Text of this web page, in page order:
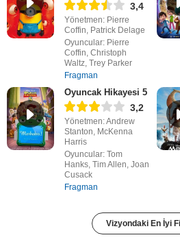
3,4
Yönetmen: Pierre
Coffin, Patrick Delage
Oyuncular: Pierre
Coffin, Christoph
Waltz, Trey Parker
Fragman
Oyuncak Hikayesi 5
3,2
Yönetmen: Andrew
Stanton, McKenna
Harris
Oyuncular: Tom
Hanks, Tim Allen, Joan
Cusack
Fragman
Vizyondaki En İyi